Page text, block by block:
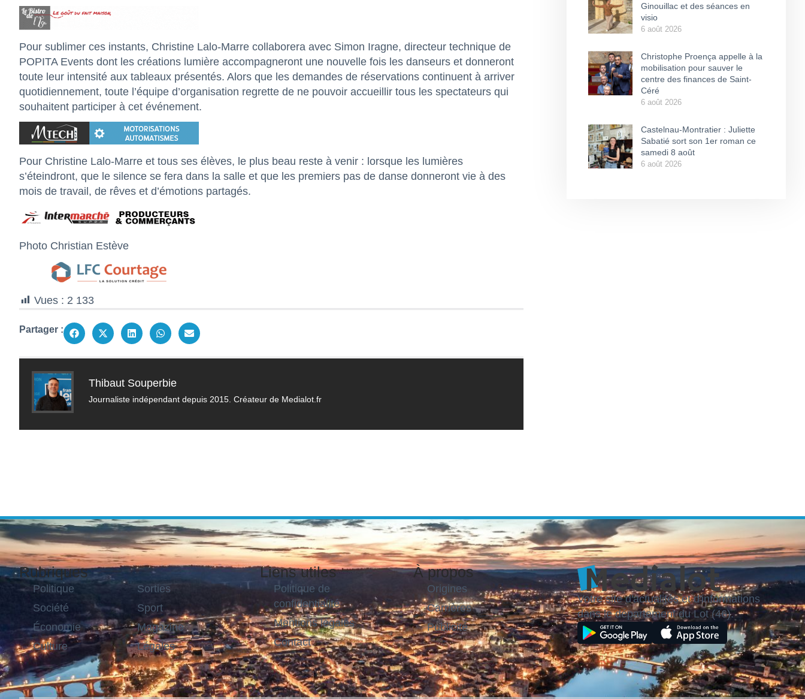
Pour sublimer ces instants, Christine Lalo-Marre collaborera avec Simon Iragne, directeur technique de
POPITA Events dont les créations lumière accompagneront une nouvelle fois les danseurs et donneront
toute leur intensité aux tableaux présentés. Alors que les demandes de réservations continuent à arriver
quotidiennement, toute l’équipe d’organisation regrette de ne pouvoir accueillir tous les spectateurs qui
souhaitent participer à cet événement.
Pour Christine Lalo-Marre et tous ses élèves, le plus beau reste à venir : lorsque les lumières
s’éteindront, que le silence se fera dans la salle et que les premiers pas de danse donneront vie à des
mois de travail, de rêves et d’émotions partagés.
Photo Christian Estève
Vues : 2 133
Partager :
Thibaut Souperbie
Journaliste indépendant depuis 2015. Créateur de Medialot.fr
Ginouillac et des séances en
visio
6 août 2026
Christophe Proença appelle à la
mobilisation pour sauver le
centre des finances de Saint-
Céré
6 août 2026
Castelnau-Montratier : Juliette
Sabatié sort son 1er roman ce
samedi 8 août
6 août 2026
Rubriques
Politique
Société
Économie
Culture
Sorties
Sport
Magazine
Légales
Liens utiles
Politique de
confidentialité
Mentions légales
Contact
À propos
Origines
Carrières
Publicité
Votre site d'actualités et d'informations
dans le département du Lot (46).